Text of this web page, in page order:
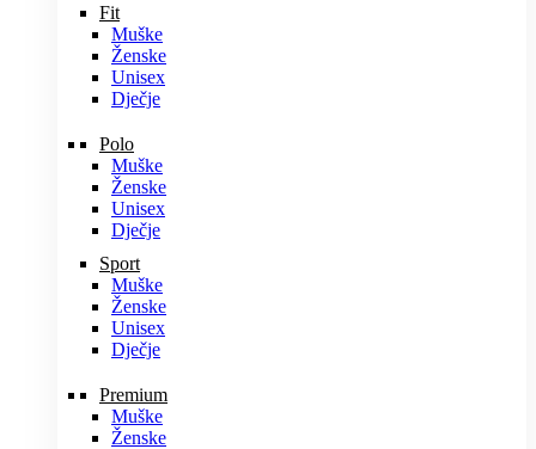
Fit
Muške
Ženske
Unisex
Dječje
Polo
Muške
Ženske
Unisex
Dječje
Sport
Muške
Ženske
Unisex
Dječje
Premium
Muške
Ženske